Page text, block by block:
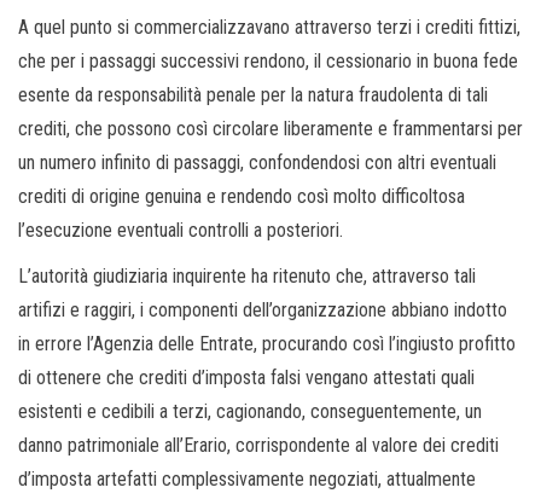
A quel punto si commercializzavano attraverso terzi i crediti fittizi,
che per i passaggi successivi rendono, il cessionario in buona fede
esente da responsabilità penale per la natura fraudolenta di tali
crediti, che possono così circolare liberamente e frammentarsi per
un numero infinito di passaggi, confondendosi con altri eventuali
crediti di origine genuina e rendendo così molto difficoltosa
l’esecuzione eventuali controlli a posteriori.
L’autorità giudiziaria inquirente ha ritenuto che, attraverso tali
artifizi e raggiri, i componenti dell’organizzazione abbiano indotto
in errore l’Agenzia delle Entrate, procurando così l’ingiusto profitto
di ottenere che crediti d’imposta falsi vengano attestati quali
esistenti e cedibili a terzi, cagionando, conseguentemente, un
danno patrimoniale all’Erario, corrispondente al valore dei crediti
d’imposta artefatti complessivamente negoziati, attualmente